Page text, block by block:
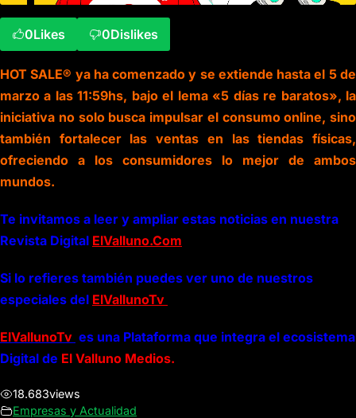
0Likes 0Dislikes
HOT SALE® ya ha comenzado y se extiende hasta el 5 de
marzo a las 11:59hs, bajo el lema «5 días re baratos», la
iniciativa no solo busca impulsar el consumo online, sino
también fortalecer las ventas en las tiendas físicas,
ofreciendo a los consumidores lo mejor de ambos
mundos.
Te invitamos a leer y ampliar estas noticias en nuestra
Revista Digital ElValluno.Com
Si lo refieres también puedes ver uno de nuestros
especiales del ElVallunoTv
ElVallunoTv es una Plataforma que integra el ecosistema
Digital de El Valluno Medios.
18.683views
Empresas y Actualidad